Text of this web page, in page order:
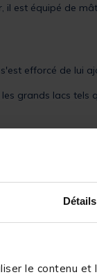
Détails
le contenu
il est équipé de
s'est efforcé de lui
grands lacs tels